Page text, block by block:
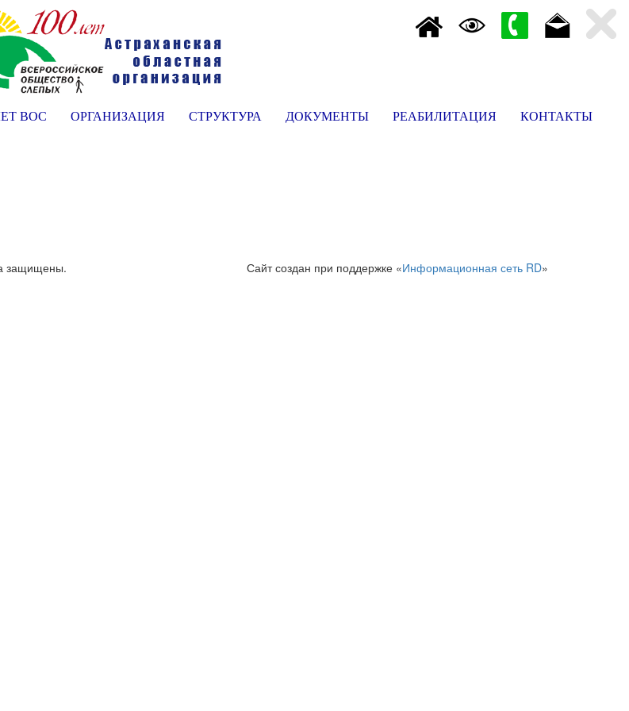
ВОС ОРГАНИЗАЦИЯ СТРУКТУРА ДОКУМЕНТЫ РЕАБИЛИТАЦИЯ КОНТАКТЫ
защищены. Сайт создан при поддержке «Информационная сеть RD»